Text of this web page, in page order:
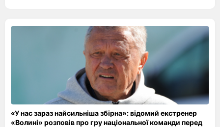
«У нас зараз найсильніша збірна»: відомий екстренер
«Волині» розповів про гру національної команди перед